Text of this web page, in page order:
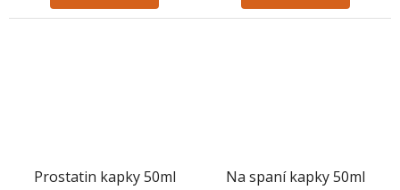
Prostatin kapky 50ml Na spaní kapky 50ml